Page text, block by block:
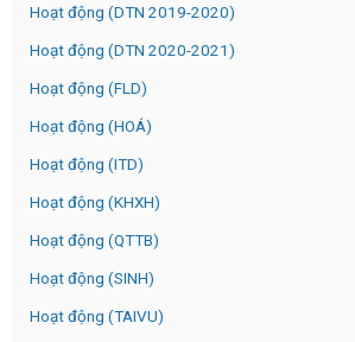
Hoạt động (DTN 2019-2020)
Hoạt động (DTN 2020-2021)
Hoạt động (FLD)
Hoạt động (HOÁ)
Hoạt động (ITD)
Hoạt động (KHXH)
Hoạt động (QTTB)
Hoạt động (SINH)
Hoạt động (TAIVU)